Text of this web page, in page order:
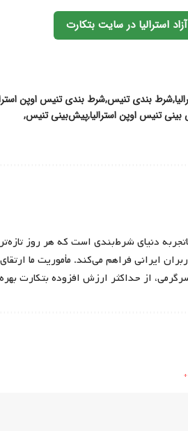
استرالیا در سایت بتکارت
شرط بندی تنیسشرط بندی تنیس اوپن
تنیس اوپن استرالیاپیش‌بینی تنیس
دنیای شرط‌بندی است که هر روز
ایرانی فراهم می‌کند. مأموریت ما
از حداکثر ارزش افزوده بتکارت
*